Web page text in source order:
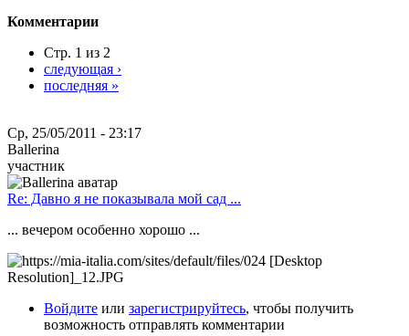
Комментарии
Стр. 1 из 2
следующая ›
последняя »
Ср, 25/05/2011 - 23:17
Ballerina
участник
Re: Давно я не показывала мой сад ...
... вечером особенно хорошо ...
Войдите или зарегистрируйтесь, чтобы получить
возможность отправлять комментарии